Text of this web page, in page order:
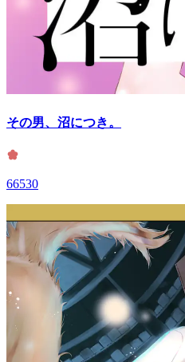
その男、沼につき。
66530